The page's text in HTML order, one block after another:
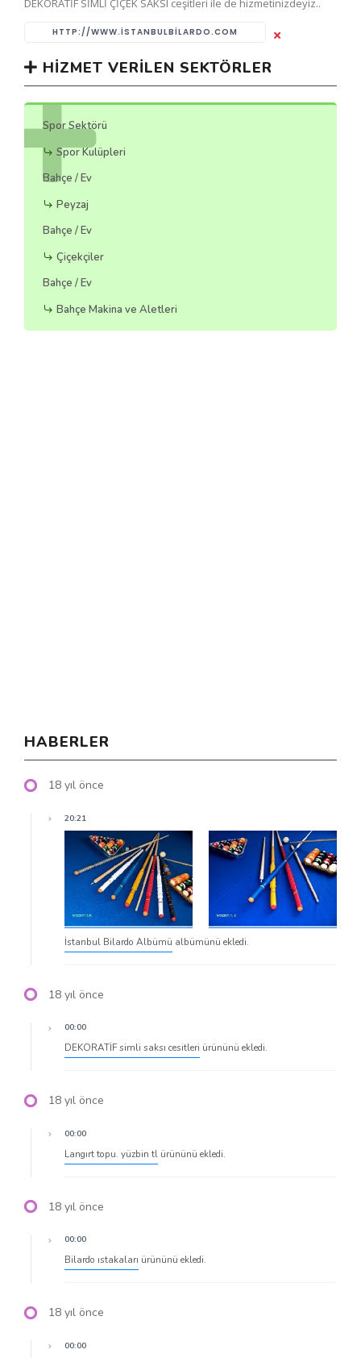
DEKORATİF SİMLİ ÇİÇEK SAKSI ceşitleri ile de hizmetinizdeyiz..
HTTP://WWW.ISTANBULBILARDO.COM
HIZMET VERILEN SEKTÖRLER
Spor Sektörü
Spor Kulüpleri
Bahçe / Ev
Peyzaj
Bahçe / Ev
Çiçekçiler
Bahçe / Ev
Bahçe Makina ve Aletleri
HABERLER
18 yıl önce
20:21
İstanbul Bilardo Albümü albümünü ekledi.
18 yıl önce
00:00
DEKORATİF simli saksı cesitleri ürününü ekledi.
18 yıl önce
00:00
Langırt topu. yüzbin tl ürününü ekledi.
18 yıl önce
00:00
Bilardo ıstakaları ürününü ekledi.
18 yıl önce
00:00